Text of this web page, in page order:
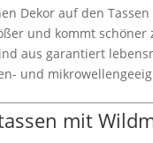
Dekor auf den
und kommt schöner
aus garantiert
und
mit